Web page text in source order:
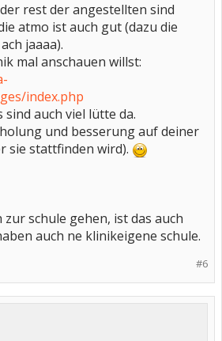
rest der angestellten sind
atmo ist auch gut (dazu die
jaaaa).
mal anschauen willst:
index.php
sind auch viel lütte da.
und besserung auf deiner
sie stattfinden wird).
schule gehen, ist das auch
auch ne klinikeigene schule.
#6